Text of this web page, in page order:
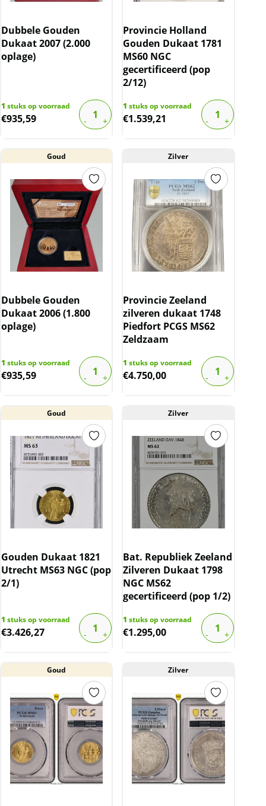
Dubbele Gouden
Dukaat 2007 (2.000
oplage)
1 stuks op voorraad
€935,59
Provincie Holland
Gouden Dukaat 1781
MS60 NGC
gecertificeerd (pop
2/12)
1 stuks op voorraad
€1.539,21
Goud
Dubbele Gouden
Dukaat 2006 (1.800
oplage)
1 stuks op voorraad
€935,59
Zilver
Provincie Zeeland
zilveren dukaat 1748
Piedfort PCGS MS62
Zeldzaam
1 stuks op voorraad
€4.750,00
Goud
Gouden Dukaat 1821
Utrecht MS63 NGC (pop
2/1)
1 stuks op voorraad
€3.426,27
Zilver
Bat. Republiek Zeeland
Zilveren Dukaat 1798
NGC MS62
gecertificeerd (pop 1/2)
1 stuks op voorraad
€1.295,00
Goud Zilver